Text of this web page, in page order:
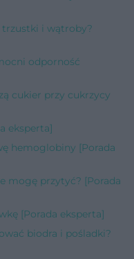
trzustki i wątroby?
odporność
cukier przy cukrzycy
eksperta]
hemoglobiny [Porada
mogę przytyć? [Porada
[Porada eksperta]
biodra i pośladki?